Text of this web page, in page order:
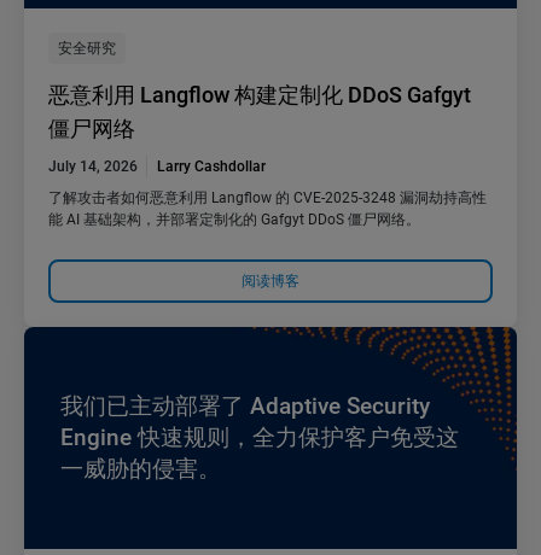
安全研究
恶意利用 Langflow 构建定制化 DDoS Gafgyt
僵尸网络
July 14, 2026
Larry Cashdollar
了解攻击者如何恶意利用 Langflow 的 CVE-2025-3248 漏洞劫持高性
能 AI 基础架构，并部署定制化的 Gafgyt DDoS 僵尸网络。
阅读博客
我们已主动部署了 Adaptive Security
Engine 快速规则，全力保护客户免受这
一威胁的侵害。